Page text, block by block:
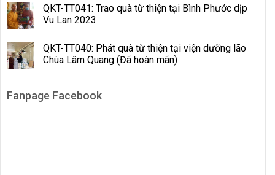
QKT-TT041: Trao quà từ thiện tại Bình Phước dịp
Vu Lan 2023
QKT-TT040: Phát quà từ thiện tại viện dưỡng lão
Chùa Lâm Quang (Đã hoàn mãn)
Fanpage Facebook